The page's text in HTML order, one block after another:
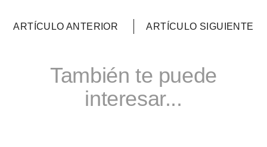
ARTÍCULO ANTERIOR ARTÍCULO SIGUIENTE
También te puede
interesar...